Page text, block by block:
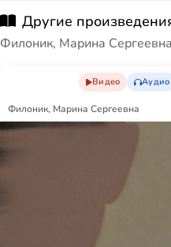
Другие
Филоник, Марина Сергеевна
Видео Аудио
Филоник, Марина Сергеевна